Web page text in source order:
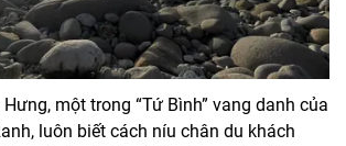
một trong “Tứ Bình” vang danh của
luôn biết cách níu chân du khách